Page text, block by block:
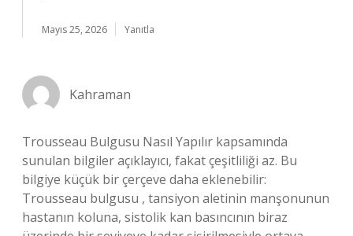
Mayıs 25, 2026 Yanıtla
Kahraman
Trousseau Bulgusu Nasıl Yapılır kapsamında
sunulan bilgiler açıklayıcı, fakat çeşitliliği az. Bu
bilgiye küçük bir çerçeve daha eklenebilir:
Trousseau bulgusu , tansiyon aletinin manşonunun
hastanın koluna, sistolik kan basıncının biraz